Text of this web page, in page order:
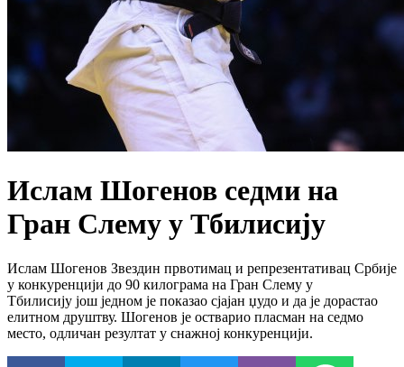
Ислам Шогенов седми на
Гран Слему у Тбилисију
Ислам Шогенов Звездин првотимац и репрезентативац Србије
у конкуренцији до 90 килограма на Гран Слему у
Тбилисију још једном је показао сјајан џудо и да је дорастао
елитном друштву. Шогенов је остварио пласман на седмо
место, одличан резултат у снажној конкуренцији.